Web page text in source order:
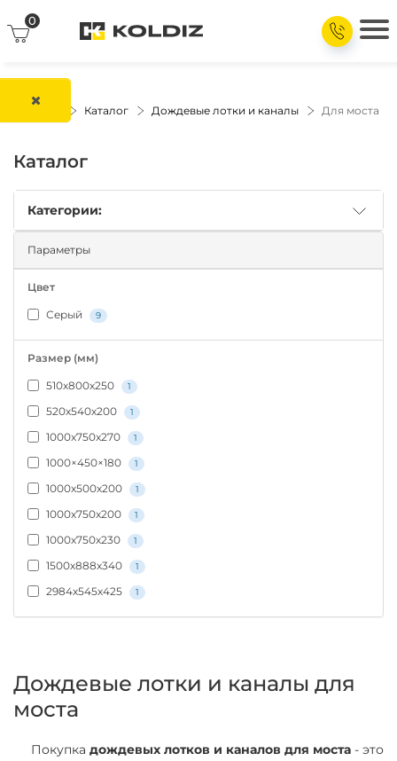
0
Каталог Дождевые лотки и каналы Для моста
Каталог
Категории:
Параметры
Цвет
Серый 9
Размер (мм)
510х800х250 1
520х540х200 1
1000x750x270 1
1000×450×180 1
1000х500х200 1
1000х750х200 1
1000х750х230 1
1500х888х340 1
2984х545х425 1
Дождевые лотки и каналы для
моста
Покупка дождевых лотков и каналов для моста - это